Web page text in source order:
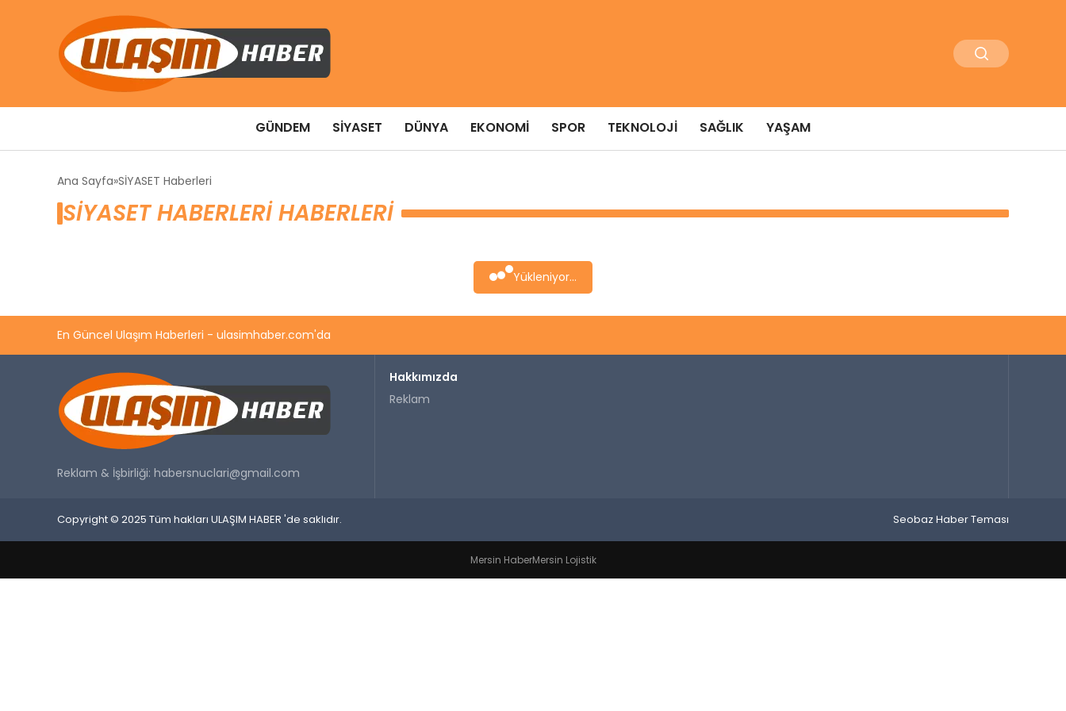
GÜNDEM SIYASET DÜNYA EKONOMI SPOR TEKNOLOJI SAĞLIK YAŞAM
Ana Sayfa SİYASET Haberleri
SİYASET HABERLERI HABERLERI
Yükleniyor...
En Güncel Ulaşım Haberleri - ulasimhaber.com'da
Reklam & İşbirliği: habersnuclari@gmail.com
Hakkımızda
Reklam
Copyright © 2025 Tüm hakları ULAŞIM HABER 'de saklıdır. Seobaz Haber Teması
Mersin HaberMersin Lojistik